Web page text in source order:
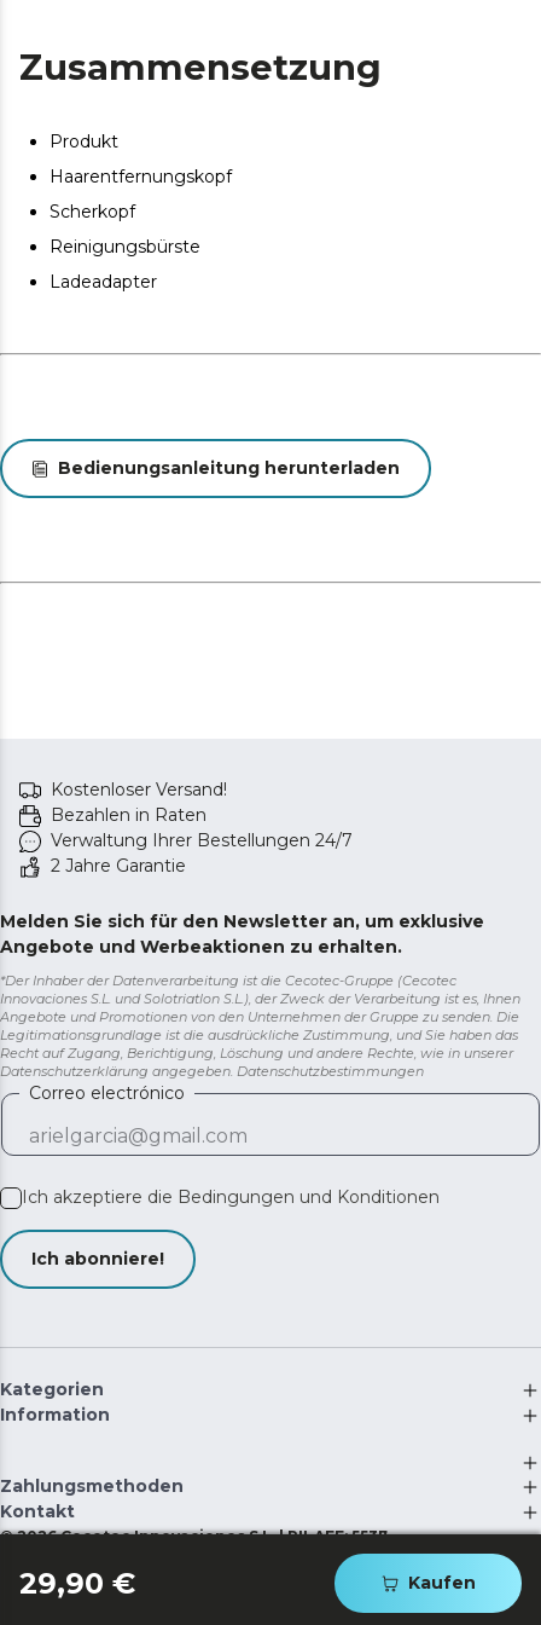
29,90 € Kaufen
Zusammensetzung
Produkt
Haarentfernungskopf
Scherkopf
Reinigungsbürste
Ladeadapter
Bedienungsanleitung herunterladen
Kostenloser Versand!
Bezahlen in Raten
Verwaltung Ihrer Bestellungen 24/7
2 Jahre Garantie
Melden Sie sich für den Newsletter an, um exklusive
Angebote und Werbeaktionen zu erhalten.
*Der Inhaber der Datenverarbeitung ist die Cecotec-Gruppe (Cecotec
Innovaciones S.L. und Solotriatlon S.L.), der Zweck der Verarbeitung ist es, Ihnen
Angebote und Promotionen von den Unternehmen der Gruppe zu senden. Die
Legitimationsgrundlage ist die ausdrückliche Zustimmung, und Sie haben das
Recht auf Zugang, Berichtigung, Löschung und andere Rechte, wie in unserer
Datenschutzerklärung angegeben. Datenschutzbestimmungen
Correo electrónico
Ich akzeptiere die Bedingungen und Konditionen
Ich abonniere!
Kategorien
Information
Zahlungsmethoden
Kontakt
©2026 Cecotec Innovaciones S.L. | RII-AEE: 5537